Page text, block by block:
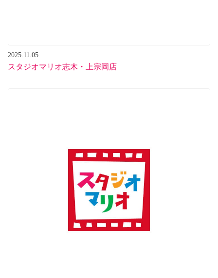
2025.11.05
スタジオマリオ志木・上宗岡店